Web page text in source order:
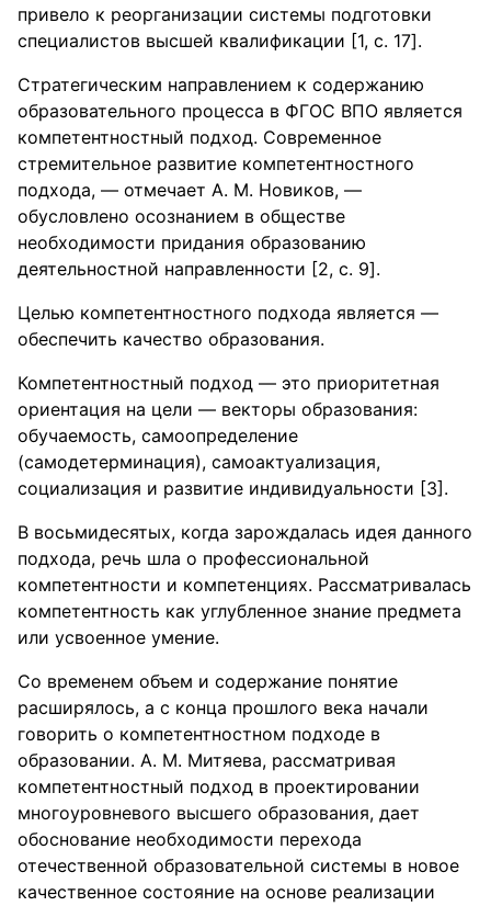
привело к реорганизации системы подготовки
специалистов высшей квалификации [1, c. 17].
Стратегическим направлением к содержанию
образовательного процесса в ФГОС ВПО является
компетентностный подход. Современное
стремительное развитие компетентностного
подхода, — отмечает А. М. Новиков, —
обусловлено осознанием в обществе
необходимости придания образованию
деятельностной направленности [2, c. 9].
Целью компетентностного подхода является —
обеспечить качество образования.
Компетентностный подход — это приоритетная
ориентация на цели — векторы образования:
обучаемость, самоопределение
(самодетерминация), самоактуализация,
социализация и развитие индивидуальности [3].
В восьмидесятых, когда зарождалась идея данного
подхода, речь шла о профессиональной
компетентности и компетенциях. Рассматривалась
компетентность как углубленное знание предмета
или усвоенное умение.
Со временем объем и содержание понятие
расширялось, а с конца прошлого века начали
говорить о компетентностном подходе в
образовании. А. М. Митяева, рассматривая
компетентностный подход в проектировании
многоуровневого высшего образования, дает
обоснование необходимости перехода
отечественной образовательной системы в новое
качественное состояние на основе реализации